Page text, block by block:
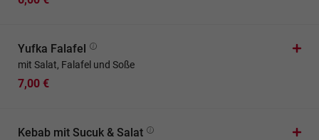
Yufka Falafel
mit Salat, Falafel und Soße
7,00 €
Kebab mit Sucuk & Salat